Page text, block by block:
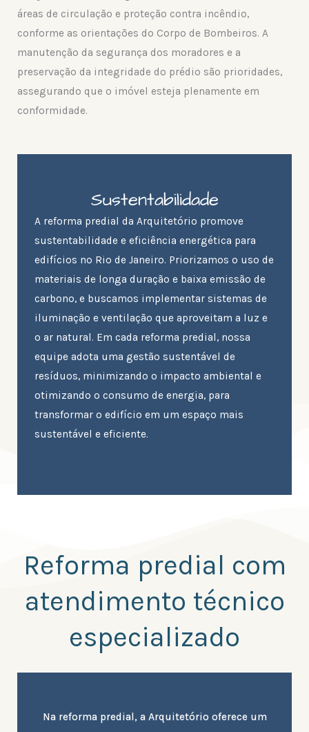
áreas de circulação e proteção contra incêndio,
conforme as orientações do Corpo de Bombeiros. A
manutenção da segurança dos moradores e a
preservação da integridade do prédio são prioridades,
assegurando que o imóvel esteja plenamente em
conformidade.
Sustentabilidade
A reforma predial da Arquitetório promove
sustentabilidade e eficiência energética para
edifícios no Rio de Janeiro. Priorizamos o uso de
materiais de longa duração e baixa emissão de
carbono, e buscamos implementar sistemas de
iluminação e ventilação que aproveitam a luz e
o ar natural. Em cada reforma predial, nossa
equipe adota uma gestão sustentável de
resíduos, minimizando o impacto ambiental e
otimizando o consumo de energia, para
transformar o edifício em um espaço mais
sustentável e eficiente.
Reforma predial com
atendimento técnico
especializado
Na reforma predial, a Arquitetório oferece um